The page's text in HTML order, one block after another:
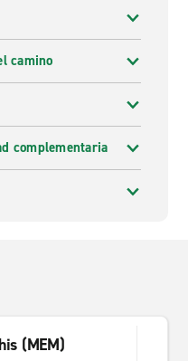
camino
complementaria
(MEM)